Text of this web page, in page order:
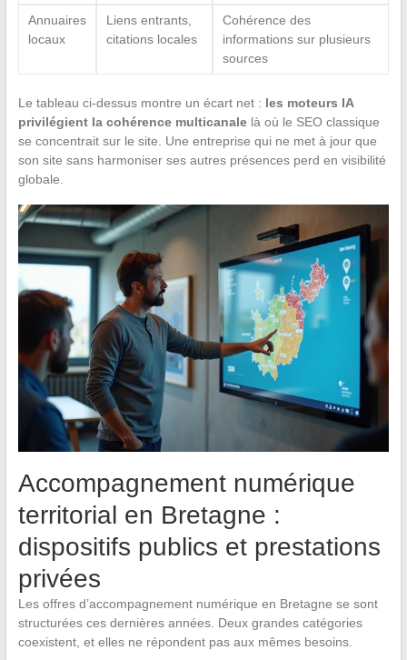
Annuaires
locaux
Liens entrants,
citations locales
Cohérence des
informations sur plusieurs
sources
Le tableau ci-dessus montre un écart net : les moteurs IA
privilégient la cohérence multicanalelà où le SEO classique
se concentrait sur le site. Une entreprise qui ne met à jour que
son site sans harmoniser ses autres présences perd en visibilité
globale.
Accompagnement numérique
territorial en Bretagne :
dispositifs publics et prestations
privées
Les offres d’accompagnement numérique en Bretagne se sont
structurées ces dernières années. Deux grandes catégories
coexistent, et elles ne répondent pas aux mêmes besoins.